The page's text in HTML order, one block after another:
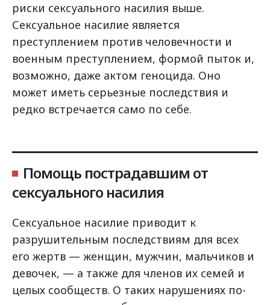
риски сексуального насилия выше.
Сексуальное насилие является
преступлением против человечности и
военным преступлением, формой пыток и,
возможно, даже актом геноцида. Оно
может иметь серьезные последствия и
редко встречается само по себе.
Помощь пострадавшим от
сексуального насилия
Сексуальное насилие приводит к
разрушительным последствиям для всех
его жертв — женщин, мужчин, мальчиков и
девочек, — а также для членов их семей и
целых сообществ. О таких нарушениях по-